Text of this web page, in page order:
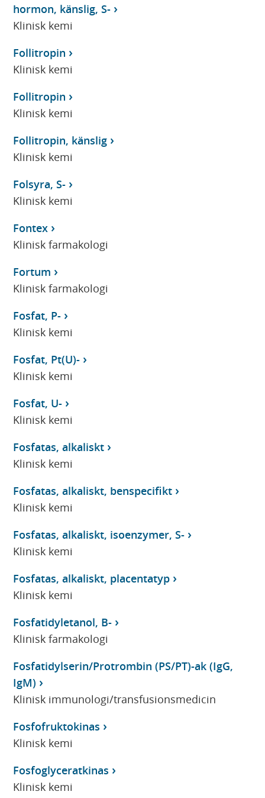
hormon, känslig, S-
Klinisk kemi
Follitropin
Klinisk kemi
Follitropin
Klinisk kemi
Follitropin, känslig
Klinisk kemi
Folsyra, S-
Klinisk kemi
Fontex
Klinisk farmakologi
Fortum
Klinisk farmakologi
Fosfat, P-
Klinisk kemi
Fosfat, Pt(U)-
Klinisk kemi
Fosfat, U-
Klinisk kemi
Fosfatas, alkaliskt
Klinisk kemi
Fosfatas, alkaliskt, benspecifikt
Klinisk kemi
Fosfatas, alkaliskt, isoenzymer, S-
Klinisk kemi
Fosfatas, alkaliskt, placentatyp
Klinisk kemi
Fosfatidyletanol, B-
Klinisk farmakologi
Fosfatidylserin/Protrombin (PS/PT)-ak (IgG,
IgM)
Klinisk immunologi/transfusionsmedicin
Fosfofruktokinas
Klinisk kemi
Fosfoglyceratkinas
Klinisk kemi